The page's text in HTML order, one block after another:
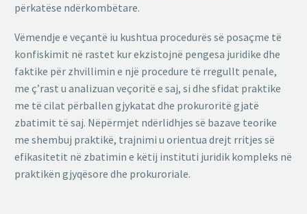
përkatëse ndërkombëtare.
Vëmendje e veçantë iu kushtua procedurës së posaçme të
konfiskimit në rastet kur ekzistojnë pengesa juridike dhe
faktike për zhvillimin e një procedure të rregullt penale,
me ç’rast u analizuan veçoritë e saj, si dhe sfidat praktike
me të cilat përballen gjykatat dhe prokuroritë gjatë
zbatimit të saj. Nëpërmjet ndërlidhjes së bazave teorike
me shembuj praktikë, trajnimi u orientua drejt rritjes së
efikasitetit në zbatimin e këtij instituti juridik kompleks në
praktikën gjyqësore dhe prokuroriale.